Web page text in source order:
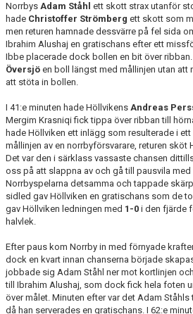
Norrbys Adam Ståhl ett skott strax utanför
hade Christoffer Strömberg ett skott som
men returen hamnade dessvärre på fel sida
Ibrahim Alushaj en gratischans efter ett
Ibbe placerade dock bollen en bit över
Översjö en boll längst med mållinjen utan att
att stöta in bollen.
I 41:e minuten hade Höllvikens Andreas
Mergim Krasniqi fick tippa över ribban till
hade Höllviken ett inlägg som resulterade i
mållinjen av en norrbyförsvarare, returen sköt
Det var den i särklass vassaste chansen
oss på att slappna av och gå till pausvila med
Norrbyspelarna detsamma och tappade
sidled gav Höllviken en gratischans som de
gav Höllviken ledningen med 1-0 i den fjärde
halvlek.
Efter paus kom Norrby in med förnyade
dock en kvart innan chanserna började
jobbade sig Adam Ståhl ner mot kortlinjen
till Ibrahim Alushaj, som dock fick hela foten
över målet. Minuten efter var det Adam
då han serverades en gratischans. I 62:e